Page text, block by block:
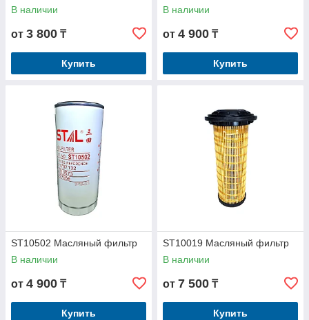
В наличии
от 3 800 ₸
Купить
В наличии
от 4 900 ₸
Купить
ST10502 Масляный фильтр
В наличии
от 4 900 ₸
Купить
ST10019 Масляный фильтр
В наличии
от 7 500 ₸
Купить